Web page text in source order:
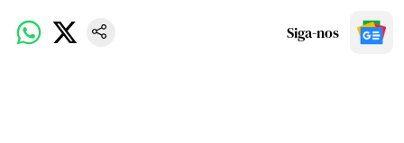
Siga-nos